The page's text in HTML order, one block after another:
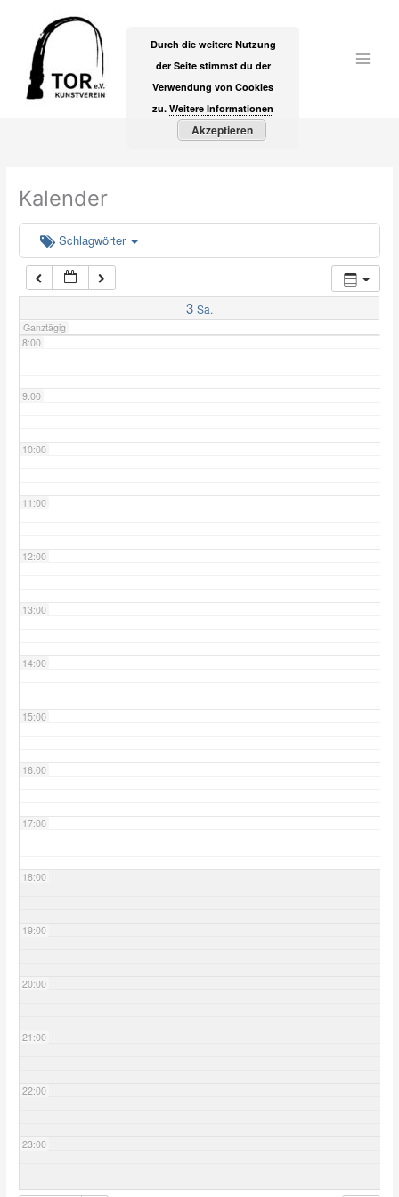
springen
Kalender
Schlagwörter
3 Sa.
Ganztägig
3:00
6:00
7:00
8:00
9:00
10:00
11:00
12:00
13:00
14:00
15:00
16:00
17:00
18:00
19:00
20:00
21:00
22:00
23:00
Durch die weitere Nutzung
der Seite stimmst du der
Verwendung von Cookies
zu. Weitere Informationen
Akzeptieren